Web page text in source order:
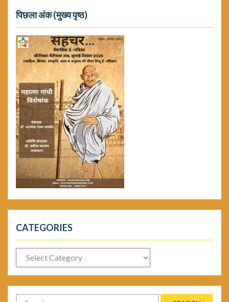
पिछला अंक (मुख्य पृष्ठ)
CATEGORIES
Categories
Search